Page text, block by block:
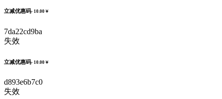
立减优惠码- 10.00￥
7da22cd9ba
失效
立减优惠码- 10.00￥
d893e6b7c0
失效